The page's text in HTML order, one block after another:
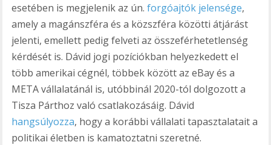
esetében is megjelenik az ún.forgóajtók jelensége,
amely a magánszféra és a közszféra közötti átjárást
jelenti, emellett pedig felveti az összeférhetetlenség
kérdését is. Dávid jogi pozíciókban helyezkedett el
több amerikai cégnél, többek között az eBay és a
META vállalatánál is, utóbbinál 2020-tól dolgozott a
Tisza Párthoz való csatlakozásáig. Dávid
hangsúlyozza, hogy a korábbi vállalati tapasztalatait a
politikai életben is kamatoztatni szeretné.